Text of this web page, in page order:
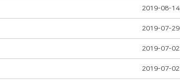
2019-08-14
2019-07-29
2019-07-02
2019-07-02